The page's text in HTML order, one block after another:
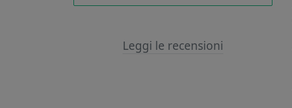
Leggi le recensioni